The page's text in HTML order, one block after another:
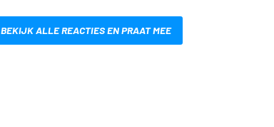
BEKIJK ALLE REACTIES EN PRAAT MEE